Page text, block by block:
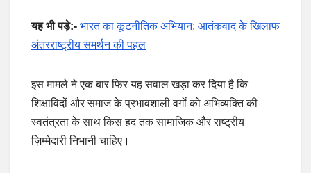
यह भी पड़े:- भारत का कूटनीतिक अभियान: आतंकवाद के खिलाफ
अंतरराष्ट्रीय समर्थन की पहल
इस मामले ने एक बार फिर यह सवाल खड़ा कर दिया है कि
शिक्षाविदों और समाज के प्रभावशाली वर्गों को अभिव्यक्ति की
स्वतंत्रता के साथ किस हद तक सामाजिक और राष्ट्रीय
ज़िम्मेदारी निभानी चाहिए।